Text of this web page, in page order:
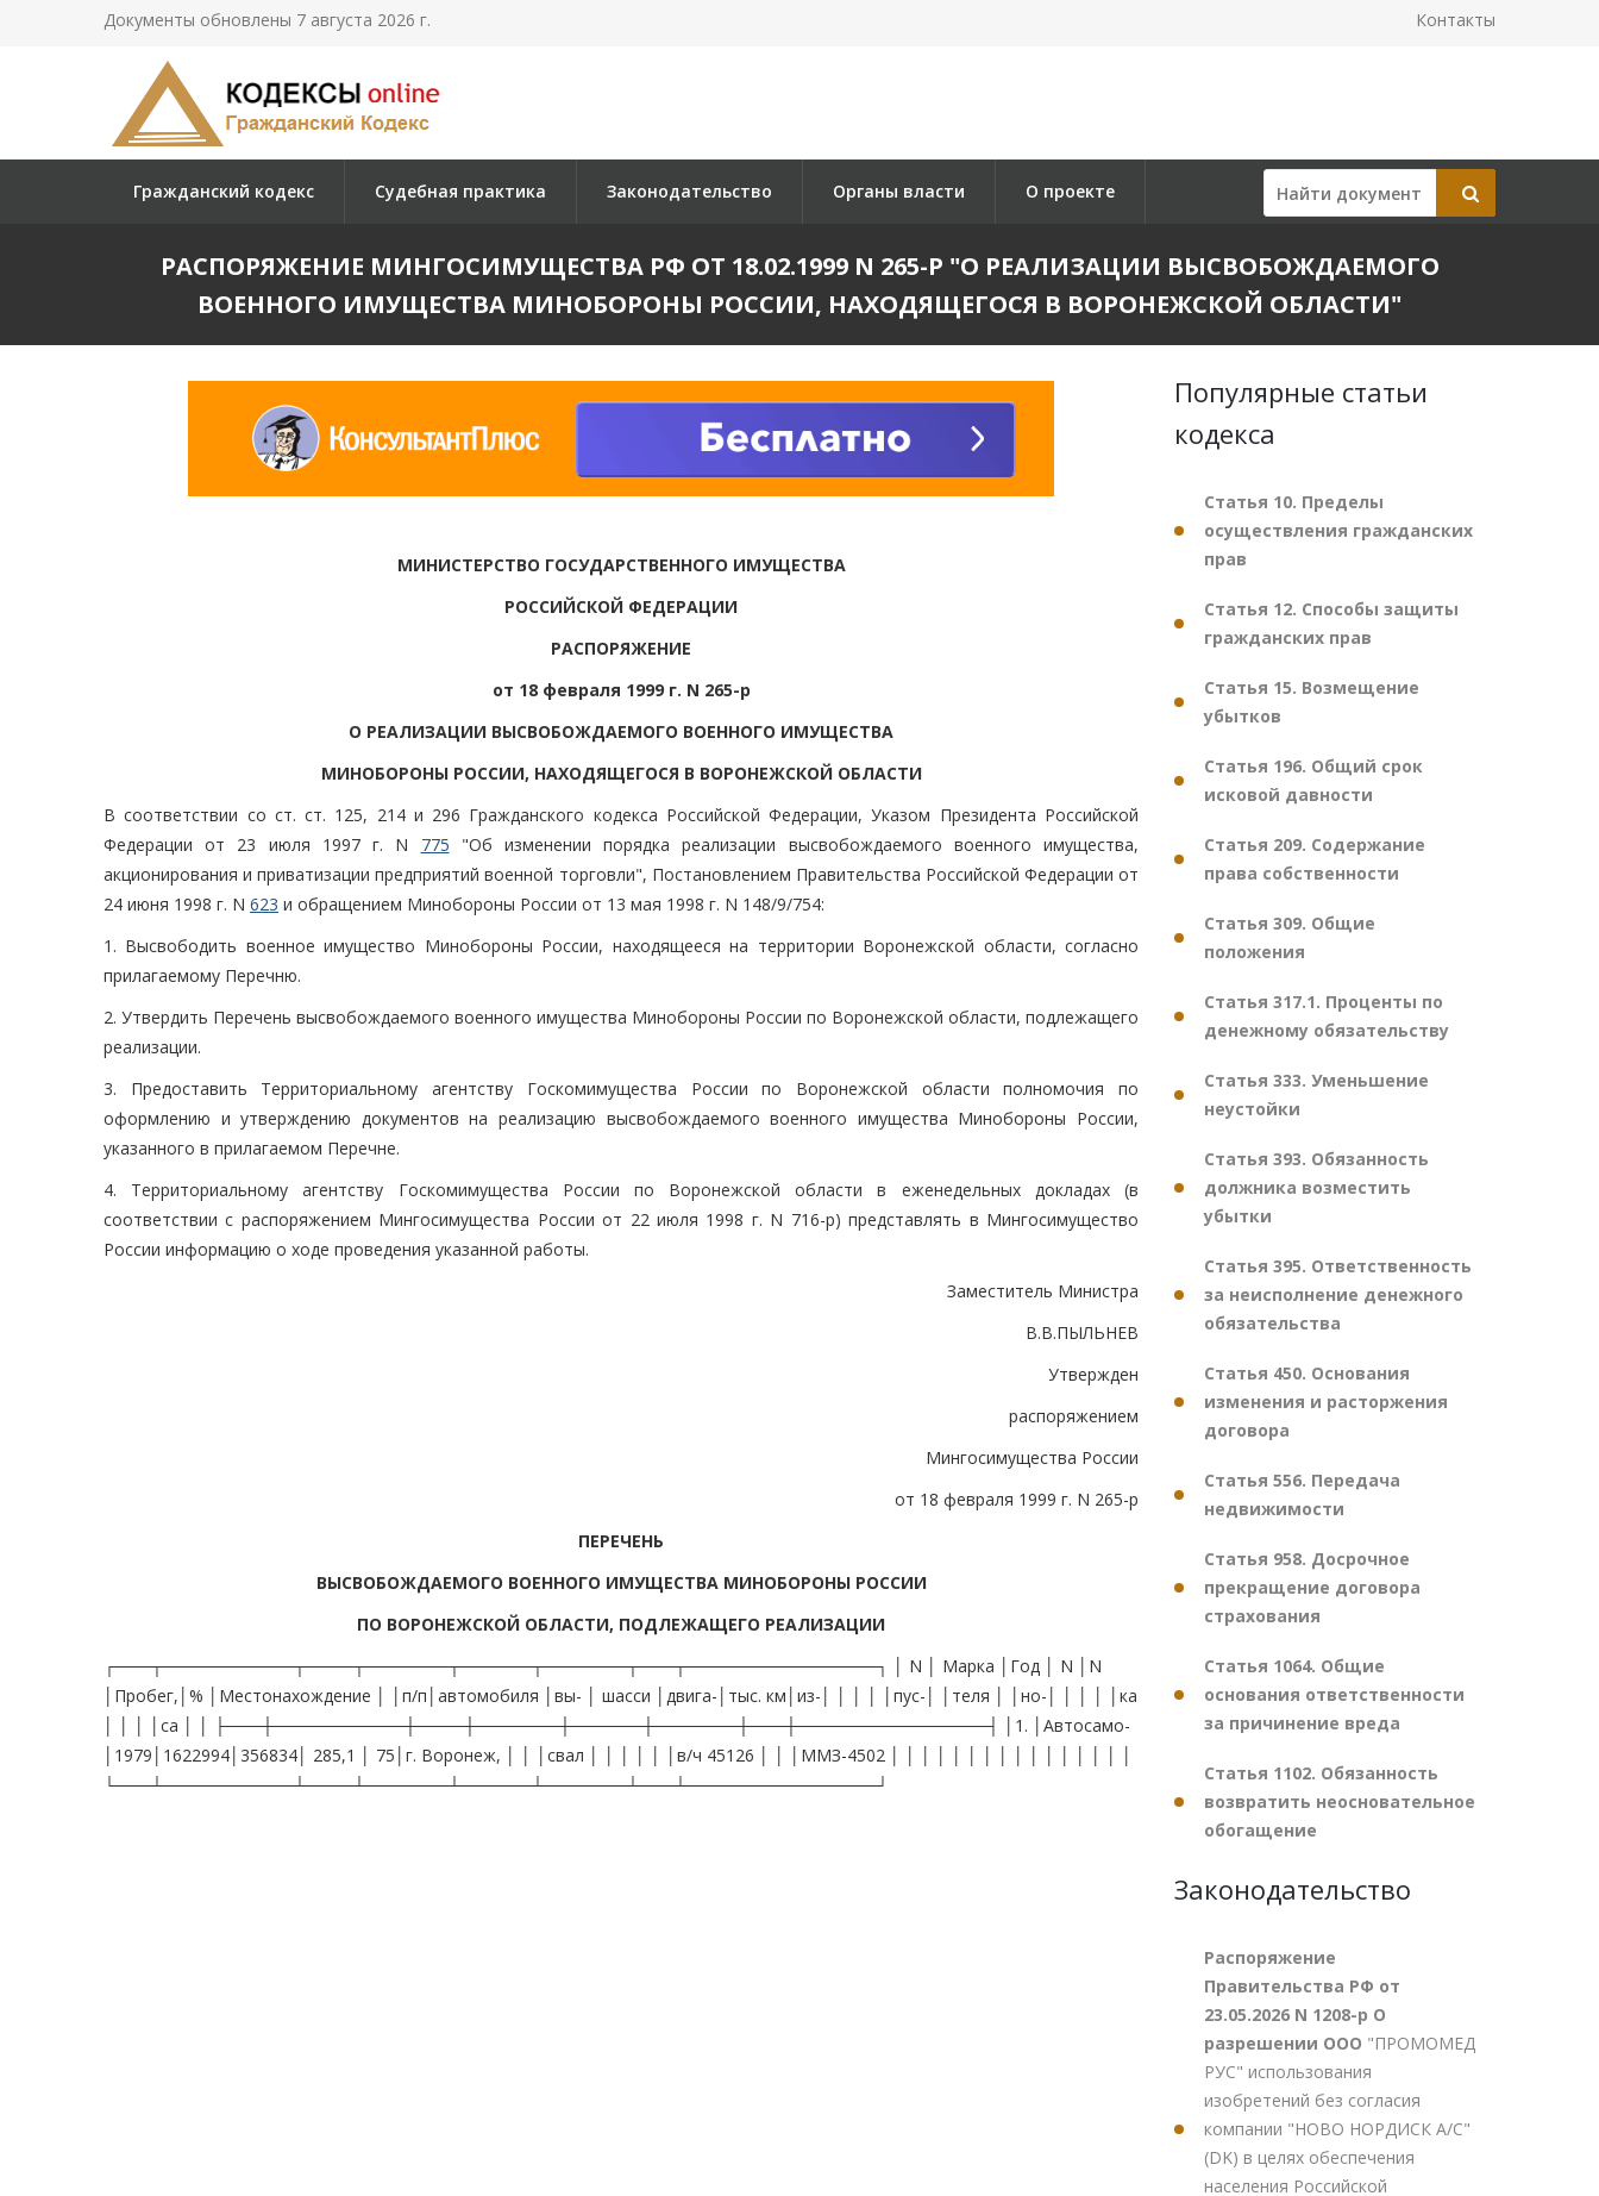
Документы обновлены 7 августа 2026 г. Контакты
Гражданский кодекс Судебная практика Законодательство Органы власти О проекте
РАСПОРЯЖЕНИЕ МИНГОСИМУЩЕСТВА РФ ОТ 18.02.1999 N 265-Р "О РЕАЛИЗАЦИИ ВЫСВОБОЖДАЕМОГО
ВОЕННОГО ИМУЩЕСТВА МИНОБОРОНЫ РОССИИ, НАХОДЯЩЕГОСЯ В ВОРОНЕЖСКОЙ ОБЛАСТИ"
МИНИСТЕРСТВО ГОСУДАРСТВЕННОГО ИМУЩЕСТВА
РОССИЙСКОЙ ФЕДЕРАЦИИ
РАСПОРЯЖЕНИЕ
от 18 февраля 1999 г. N 265-р
О РЕАЛИЗАЦИИ ВЫСВОБОЖДАЕМОГО ВОЕННОГО ИМУЩЕСТВА
МИНОБОРОНЫ РОССИИ, НАХОДЯЩЕГОСЯ В ВОРОНЕЖСКОЙ ОБЛАСТИ
В соответствии со ст. ст. 125, 214 и 296 Гражданского кодекса Российской Федерации, Указом Президента Российской
Федерации от 23 июля 1997 г. N 775 "Об изменении порядка реализации высвобождаемого военного имущества,
акционирования и приватизации предприятий военной торговли", Постановлением Правительства Российской Федерации от
24 июня 1998 г. N 623 и обращением Минобороны России от 13 мая 1998 г. N 148/9/754:
1. Высвободить военное имущество Минобороны России, находящееся на территории Воронежской области, согласно
прилагаемому Перечню.
2. Утвердить Перечень высвобождаемого военного имущества Минобороны России по Воронежской области, подлежащего
реализации.
3. Предоставить Территориальному агентству Госкомимущества России по Воронежской области полномочия по
оформлению и утверждению документов на реализацию высвобождаемого военного имущества Минобороны России,
указанного в прилагаемом Перечне.
4. Территориальному агентству Госкомимущества России по Воронежской области в еженедельных докладах (в
соответствии с распоряжением Мингосимущества России от 22 июля 1998 г. N 716-р) представлять в Мингосимущество
России информацию о ходе проведения указанной работы.
Заместитель Министра
В.В.ПЫЛЬНЕВ
Утвержден
распоряжением
Мингосимущества России
от 18 февраля 1999 г. N 265-р
ПЕРЕЧЕНЬ
ВЫСВОБОЖДАЕМОГО ВОЕННОГО ИМУЩЕСТВА МИНОБОРОНЫ РОССИИ
ПО ВОРОНЕЖСКОЙ ОБЛАСТИ, ПОДЛЕЖАЩЕГО РЕАЛИЗАЦИИ
┌───┬───────────┬────┬───────┬──────┬───────┬───┬────────────────┐ │ N │ Марка │Год │ N │N
│Пробег,│% │Местонахождение │ │п/п│автомобиля │вы- │ шасси │двига-│тыс. км│из-│ │ │ │ │пус-│ │теля │ │но-│ │ │ │ │ка
│ │ │ │са │ │ ├───┼───────────┼────┼───────┼──────┼───────┼───┼────────────────┤ │1. │Автосамо-
│1979│1622994│356834│ 285,1 │ 75│г. Воронеж, │ │ │свал │ │ │ │ │ │в/ч 45126 │ │ │ММЗ-4502 │ │ │ │ │ │ │ │ │ │ │ │ │ │ │ │
└───┴───────────┴────┴───────┴──────┴───────┴───┴────────────────┘
Популярные статьи
кодекса
Статья 10. Пределы
осуществления гражданских
прав
Статья 12. Способы защиты
гражданских прав
Статья 15. Возмещение
убытков
Статья 196. Общий срок
исковой давности
Статья 209. Содержание
права собственности
Статья 309. Общие
положения
Статья 317.1. Проценты по
денежному обязательству
Статья 333. Уменьшение
неустойки
Статья 393. Обязанность
должника возместить
убытки
Статья 395. Ответственность
за неисполнение денежного
обязательства
Статья 450. Основания
изменения и расторжения
договора
Статья 556. Передача
недвижимости
Статья 958. Досрочное
прекращение договора
страхования
Статья 1064. Общие
основания ответственности
за причинение вреда
Статья 1102. Обязанность
возвратить неосновательное
обогащение
Законодательство
Распоряжение
Правительства РФ от
23.05.2026 N 1208-р О
разрешении ООО "ПРОМОМЕД
РУС" использования
изобретений без согласия
компании "НОВО НОРДИСК А/С"
(DK) в целях обеспечения
населения Российской